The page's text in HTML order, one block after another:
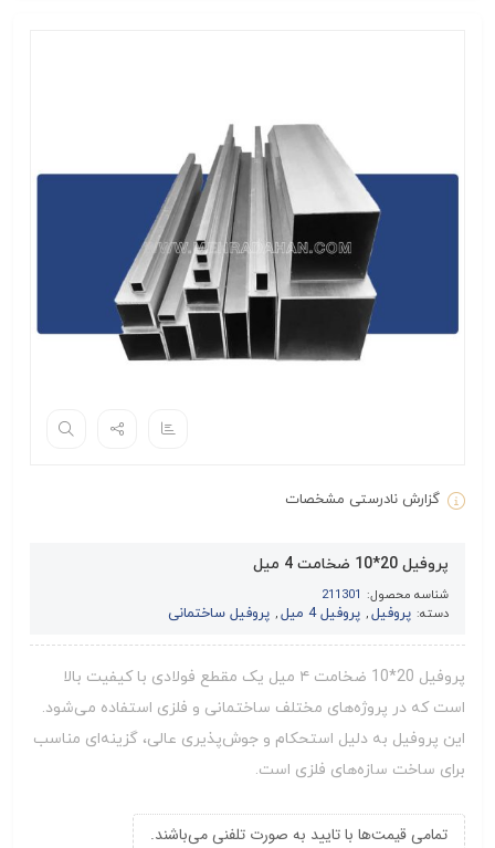
گزارش نادرستی مشخصات
پروفیل 20*10 ضخامت 4 میل
شناسه محصول: 211301
دسته: پروفیل, پروفیل 4 میل , پروفیل ساختمانی
پروفیل 20*10 ضخامت ۴ میل یک مقطع فولادی با کیفیت بالا
است که در پروژه‌های مختلف ساختمانی و فلزی استفاده می‌شود.
این پروفیل به دلیل استحکام و جوش‌پذیری عالی، گزینه‌ای مناسب
برای ساخت سازه‌های فلزی است.
تمامی قیمت‌ها با تایید به صورت تلفنی می‌باشند.